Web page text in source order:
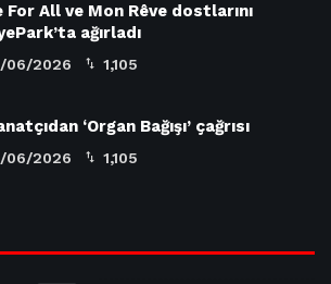
For All ve Mon Rêve dostlarını
ağırladı
06/2026 1,105
‘Organ Bağışı’ çağrısı
06/2026 1,105